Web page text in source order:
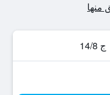
ج 14/8